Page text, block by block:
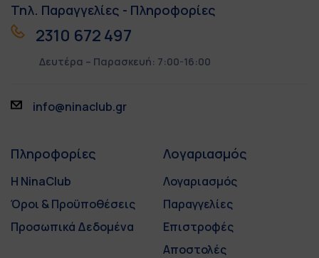
Τηλ. Παραγγελίες - Πληροφορίες
2310 672 497
Δευτέρα – Παρασκευή: 7:00-16:00
info@ninaclub.gr
Πληροφορίες
Η NinaClub
Όροι & Προϋποθέσεις
Προσωπικά Δεδομένα
Λογαριασμός
Λογαριασμός
Παραγγελίες
Επιστροφές
Αποστολές